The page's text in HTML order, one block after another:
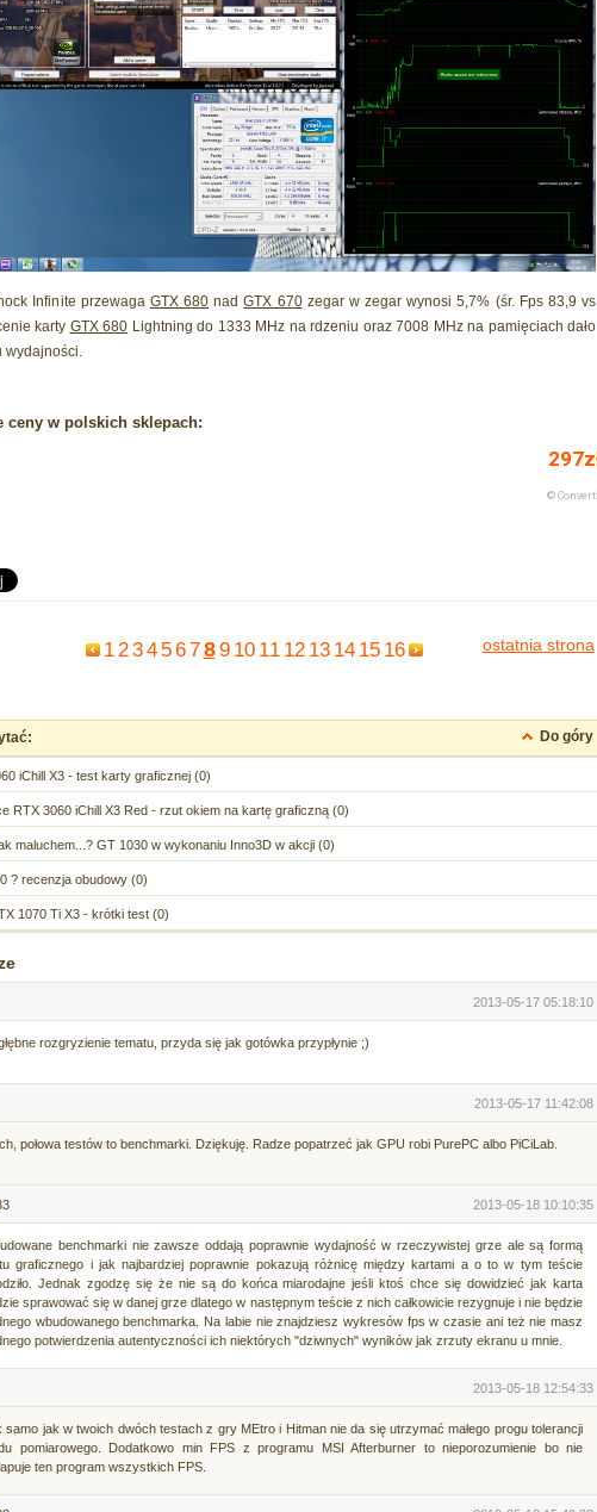
Infinite przewaga GTX 680 nadGTX 670zegar w zegar wynosi 5,7% (śr. Fps 83,9 vs
karty GTX 680 Lightning do 1333 MHz na rdzeniu oraz 7008 MHz na pamięciach dało
wydajności.
ceny w polskich sklepach:
1 234 56789 10 11 12 13 14 15 16 ostatnia strona
Do góry
iChill X3 - test karty graficznej (0)
RTX 3060 iChill X3 Red - rzut okiem na kartę graficzną (0)
maluchem...? GT 1030 w wykonaniu Inno3D w akcji (0)
? recenzja obudowy (0)
1070 Ti X3 - krótki test (0)
2013-05-17 05:18:10
rozgryzienie tematu, przyda się jak gotówka przypłynie ;)
2013-05-17 11:42:08
połowa testów to benchmarki. Dziękuję. Radze popatrzeć jak GPU robi PurePC albo PiCiLab.
2013-05-18 10:10:35
benchmarki nie zawsze oddają poprawnie wydajność w rzeczywistej grze ale są formą
graficznego i jak najbardziej poprawnie pokazują różnicę między kartami a o to w tym teście
Jednak zgodzę się że nie są do końca miarodajne jeśli ktoś chce się dowidzieć jak karta
sprawować się w danej grze dlatego w następnym teście z nich całkowicie rezygnuje i nie będzie
wbudowanego benchmarka. Na labie nie znajdziesz wykresów fps w czasie ani też nie masz
potwierdzenia autentyczności ich niektórych "dziwnych" wyników jak zrzuty ekranu u mnie.
2013-05-18 12:54:33
samo jak w twoich dwóch testach z gry MEtro i Hitman nie da się utrzymać małego progu tolerancji
pomiarowego. Dodatkowo min FPS z programu MSI Afterburner to nieporozumienie bo nie
ten program wszystkich FPS.